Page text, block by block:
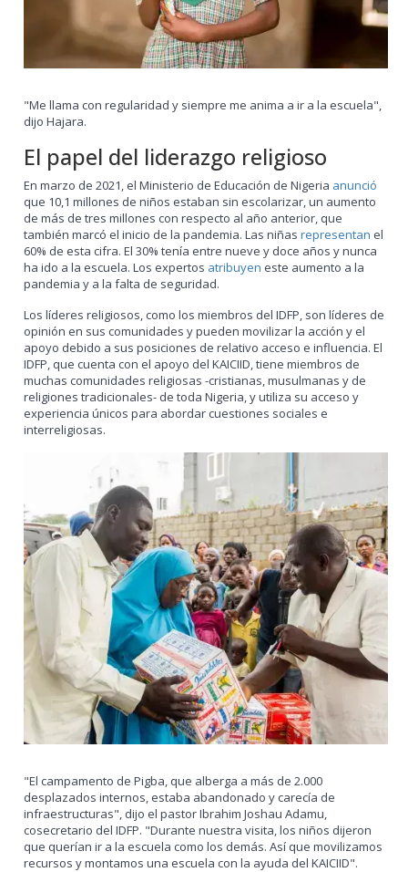
"Me llama con regularidad y siempre me anima a ir a la escuela",
dijo Hajara.
El papel del liderazgo religioso
En marzo de 2021, el Ministerio de Educación de Nigeria anunció
que 10,1 millones de niños estaban sin escolarizar, un aumento
de más de tres millones con respecto al año anterior, que
también marcó el inicio de la pandemia. Las niñasrepresentan el
60% de esta cifra. El 30% tenía entre nueve y doce años y nunca
ha ido a la escuela. Los expertos atribuyen este aumento a la
pandemia y a la falta de seguridad.
Los líderes religiosos, como los miembros del IDFP, son líderes de
opinión en sus comunidades y pueden movilizar la acción y el
apoyo debido a sus posiciones de relativo acceso e influencia. El
IDFP, que cuenta con el apoyo del KAICIID, tiene miembros de
muchas comunidades religiosas -cristianas, musulmanas y de
religiones tradicionales- de toda Nigeria, y utiliza su acceso y
experiencia únicos para abordar cuestiones sociales e
interreligiosas.
"El campamento de Pigba, que alberga a más de 2.000
desplazados internos, estaba abandonado y carecía de
infraestructuras", dijo el pastor Ibrahim Joshau Adamu,
cosecretario del IDFP. "Durante nuestra visita, los niños dijeron
que querían ir a la escuela como los demás. Así que movilizamos
recursos y montamos una escuela con la ayuda del KAICIID".